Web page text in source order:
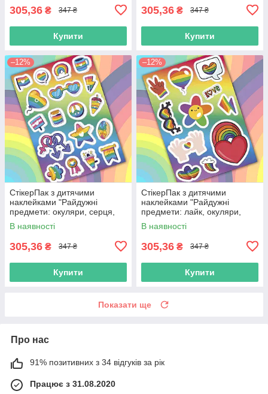
305,36 ₴ 347 ₴
Купити
305,36 ₴ 347 ₴
Купити
–12%
СтікерПак з дитячими
наклейками "Райдужні
предмети: окуляри, серця,
зірка, чашка, прапор, квітка"
В наявності
305,36 ₴ 347 ₴
Купити
–12%
СтікерПак з дитячими
наклейками "Райдужні
предмети: лайк, окуляри,
серце, веселка, квітка,
блискавка"
В наявності
305,36 ₴ 347 ₴
Купити
Показати ще
Про нас
91% позитивних з 34 відгуків за рік
Працює з 31.08.2020